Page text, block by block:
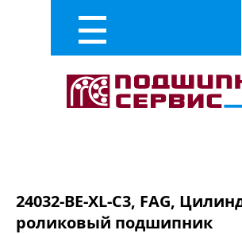
24032-BE-XL-C3, FAG,
роликовый подшипник